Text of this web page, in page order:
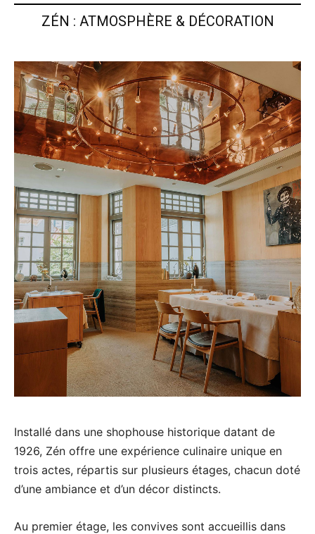
ZÉN : ATMOSPHÈRE & DÉCORATION
Installé dans une shophouse historique datant de
1926, Zén offre une expérience culinaire unique en
trois actes, répartis sur plusieurs étages, chacun doté
d’une ambiance et d’un décor distincts.
Au premier étage, les convives sont accueillis dans